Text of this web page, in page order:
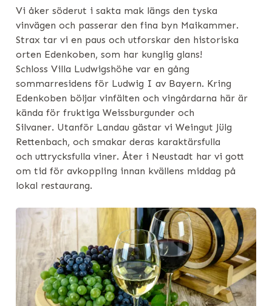
Vi åker söderut i sakta mak längs den tyska
vinvägen och passerar den fina byn Maikammer.
Strax tar vi en paus och utforskar den historiska
orten Edenkoben, som har kunglig glans!
Schloss Villa Ludwigshöhe var en gång
sommarresidens för Ludwig I av Bayern. Kring
Edenkoben böljar vinfälten och vingårdarna här är
kända för fruktiga Weissburgunder och
Silvaner. Utanför Landau gästar vi Weingut Jülg
Rettenbach, och smakar deras karaktärsfulla
och uttrycksfulla viner. Åter i Neustadt har vi gott
om tid för avkoppling innan kvällens middag på
lokal restaurang.